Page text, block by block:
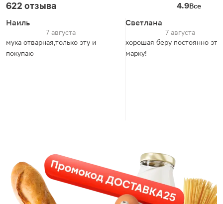
622 отзыва 4.9Все
Наиль
7 августа
мука отварная,только эту и
покупаю
Светлана
7 августа
хорошая беру постоянно эту
марку!